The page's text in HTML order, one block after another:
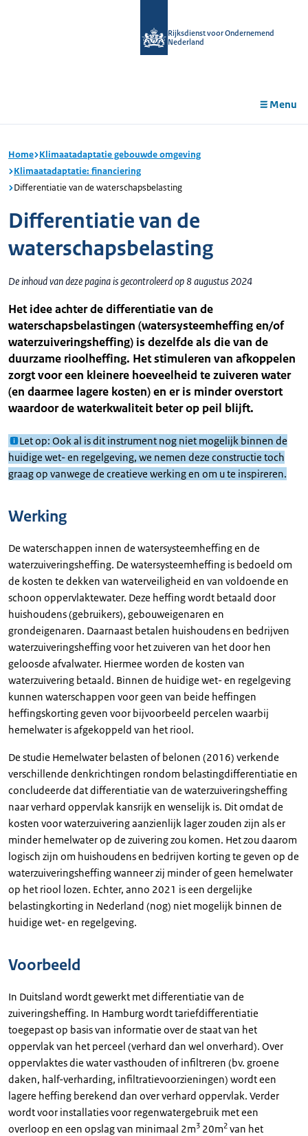
Rijksdienst voor Ondernemend
Nederland
Menu
Home Klimaatadaptatie gebouwde omgeving
Klimaatadaptatie: financiering
Differentiatie van de waterschapsbelasting
Differentiatie van de
waterschapsbelasting
De inhoud van deze pagina is gecontroleerd op 8 augustus 2024
Het idee achter de differentiatie van de
waterschapsbelastingen (watersysteemheffing en/of
waterzuiveringsheffing) is dezelfde als die van de
duurzame rioolheffing. Het stimuleren van afkoppelen
zorgt voor een kleinere hoeveelheid te zuiveren water
(en daarmee lagere kosten) en er is minder overstort
waardoor de waterkwaliteit beter op peil blijft.
Let op: Ook al is dit instrument nog niet mogelijk binnen de
huidige wet- en regelgeving, we nemen deze constructie toch
graag op vanwege de creatieve werking en om u te inspireren.
Werking
De waterschappen innen de watersysteemheffing en de
waterzuiveringsheffing. De watersysteemheffing is bedoeld om
de kosten te dekken van waterveiligheid en van voldoende en
schoon oppervlaktewater. Deze heffing wordt betaald door
huishoudens (gebruikers), gebouweigenaren en
grondeigenaren. Daarnaast betalen huishoudens en bedrijven
waterzuiveringsheffing voor het zuiveren van het door hen
geloosde afvalwater. Hiermee worden de kosten van
waterzuivering betaald. Binnen de huidige wet- en regelgeving
kunnen waterschappen voor geen van beide heffingen
heffingskorting geven voor bijvoorbeeld percelen waarbij
hemelwater is afgekoppeld van het riool.
De studie Hemelwater belasten of belonen (2016) verkende
verschillende denkrichtingen rondom belastingdifferentiatie en
concludeerde dat differentiatie van de waterzuiveringsheffing
naar verhard oppervlak kansrijk en wenselijk is. Dit omdat de
kosten voor waterzuivering aanzienlijk lager zouden zijn als er
minder hemelwater op de zuivering zou komen. Het zou daarom
logisch zijn om huishoudens en bedrijven korting te geven op de
waterzuiveringsheffing wanneer zij minder of geen hemelwater
op het riool lozen. Echter, anno 2021 is een dergelijke
belastingkorting in Nederland (nog) niet mogelijk binnen de
huidige wet- en regelgeving.
Voorbeeld
In Duitsland wordt gewerkt met differentiatie van de
zuiveringsheffing. In Hamburg wordt tariefdifferentiatie
toegepast op basis van informatie over de staat van het
oppervlak van het perceel (verhard dan wel onverhard). Over
oppervlaktes die water vasthouden of infiltreren (bv. groene
daken, half-verharding, infiltratievoorzieningen) wordt een
lagere heffing berekend dan over verhard oppervlak. Verder
wordt voor installaties voor regenwatergebruik met een
overloop en een opslag van minimaal 2m3 20m2 van het